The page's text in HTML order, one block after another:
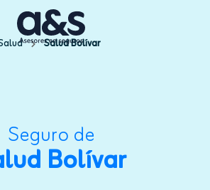
Salud Bolívar
Seguro de
Bolívar